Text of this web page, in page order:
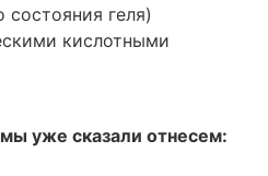
состояния геля)
кислотными
уже сказали отнесем: